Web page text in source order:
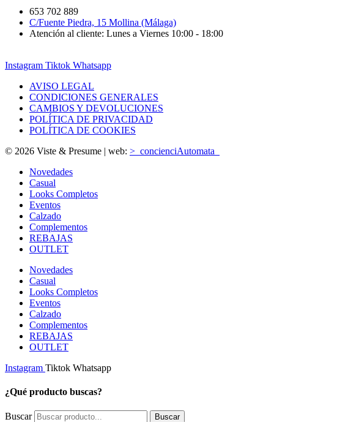
653 702 889
C/Fuente Piedra, 15 Mollina (Málaga)
Atención al cliente: Lunes a Viernes 10:00 - 18:00
Instagram Tiktok Whatsapp
AVISO LEGAL
CONDICIONES GENERALES
CAMBIOS Y DEVOLUCIONES
POLÍTICA DE PRIVACIDAD
POLÍTICA DE COOKIES
© 2026 Viste & Presume | web: >_concienciAutomata_
Novedades
Casual
Looks Completos
Eventos
Calzado
Complementos
REBAJAS
OUTLET
Novedades
Casual
Looks Completos
Eventos
Calzado
Complementos
REBAJAS
OUTLET
Instagram Tiktok Whatsapp
¿Qué producto buscas?
Buscar Buscar